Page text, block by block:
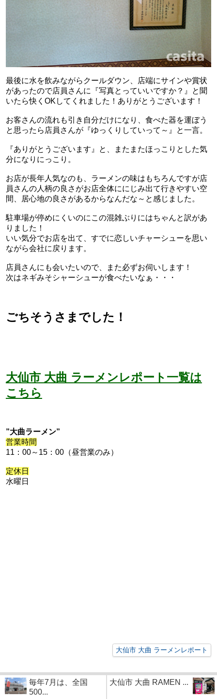
最後に水を飲みながらクールダウン、店端にサインや賞状
があったので店員さんに『写真とっていいですか？』と聞
いたら快くOKしてくれました！ありがとうございます！
お客さんの流れも引き自分だけになり、食べた器を運ぼう
と思ったら店員さんが『ゆっくりしていって～』と一言。
『ありがとうございます』と、またまたほっこりとした気
分になりにっこり。
お店が長年人気なのも、ラーメンの味はもちろんですが店
員さんの人柄の良さがお店全体ににじみ出て行きやすい空
間、居心地の良さがあるからなんだな～と感じました。
駐車場が停めにくいのにこの混雑ぶりにはちゃんと訳があ
りました！
いい気分でお店を出て、すでに恋しいチャーシューを思い
ながら会社に戻ります。
店員さんにも会いたいので、また必ずお伺いします！
次はネギみそシャーシューが食べたいなぁ・・・
ごちそうさまでした！
大仙市 大曲 ラーメンレポート一覧は
こちら
”大曲ラーメン”
営業時間
11：00～15：00（昼営業のみ）
定休日
水曜日
大仙市 大曲 ラーメンレポート
毎年7月は、全国
500...
大仙市 大曲 RAMEN ...